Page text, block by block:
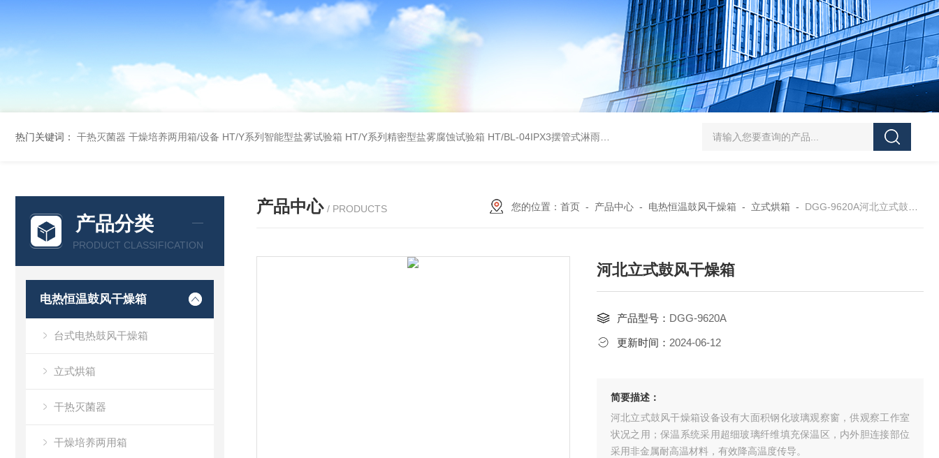
热门关键词： 干热灭菌器 干燥培养两用箱/设备 HT/Y系列智能型盐雾试验箱 HT/Y系列精密型盐雾腐蚀试验箱 HT/BL-04IPX3摆管式淋雨试验机 HT/SC-800砂尘试验机厂家 HT/GDSJ-80天津小型高低温交变湿热试验
产品分类
PRODUCT CLASSIFICATION
电热恒温鼓风干燥箱
台式电热鼓风干燥箱
立式烘箱
干热灭菌器
干燥培养两用箱
产品中心 / PRODUCTS 您的位置： 首页- 产品中心- 电热恒温鼓风干燥箱 - 立式烘箱 - DGG-9620A河北立式鼓风干燥箱
河北立式鼓风干燥箱
产品型号： DGG-9620A
更新时间： 2024-06-12
简要描述：
河北立式鼓风干燥箱设备设有大面积钢化玻璃观察窗，供观察工作室
状况之用；保温系统采用超细玻璃纤维填充保温区，内外胆连接部位
采用非金属耐高温材料，有效降高温度传导。